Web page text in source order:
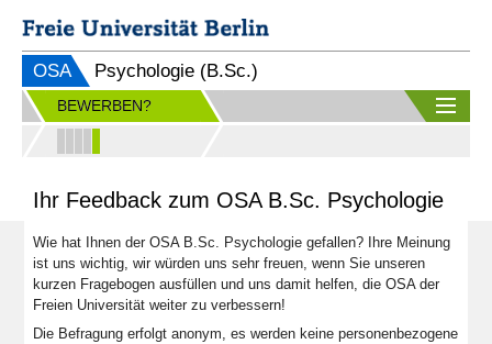
OSA Psychologie (B.Sc.)
BEWERBEN?
Ihr Feedback zum OSA B.Sc. Psychologie
Wie hat Ihnen der OSA B.Sc. Psychologie gefallen? Ihre Meinung
ist uns wichtig, wir würden uns sehr freuen, wenn Sie unseren
kurzen Fragebogen ausfüllen und uns damit helfen, die OSA der
Freien Universität weiter zu verbessern!
Die Befragung erfolgt anonym, es werden keine personenbezogene